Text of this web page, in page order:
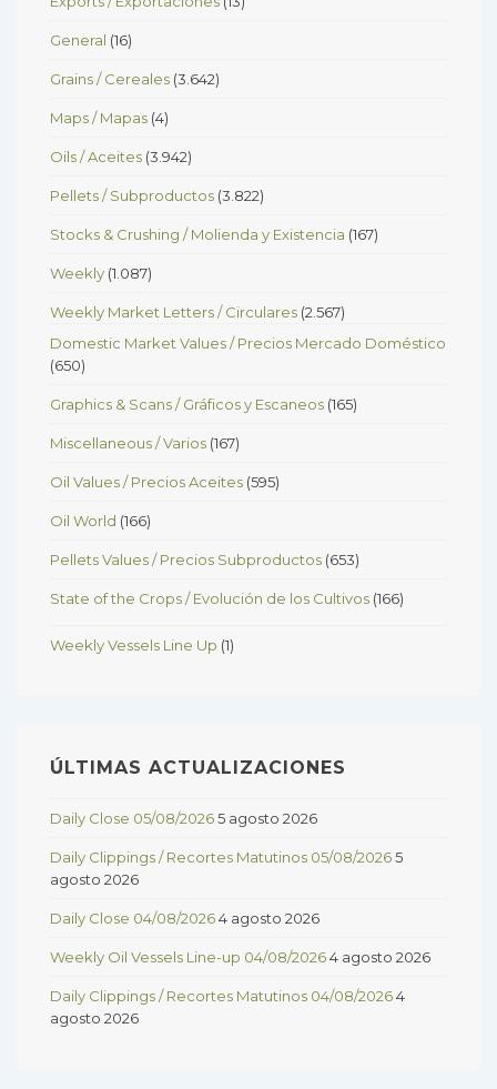
General (16)
Grains / Cereales (3.642)
Maps / Mapas (4)
Oils / Aceites (3.942)
Pellets / Subproductos (3.822)
Stocks & Crushing / Molienda y Existencia (167)
Weekly (1.087)
Weekly Market Letters / Circulares (2.567)
Domestic Market Values / Precios Mercado Doméstico
(650)
Graphics & Scans / Gráficos y Escaneos (165)
Miscellaneous / Varios (167)
Oil Values / Precios Aceites (595)
Oil World (166)
Pellets Values / Precios Subproductos (653)
State of the Crops / Evolución de los Cultivos (166)
Weekly Vessels Line Up (1)
ÚLTIMAS ACTUALIZACIONES
Daily Close 05/08/20265 agosto 2026
Daily Clippings / Recortes Matutinos 05/08/20265
agosto 2026
Daily Close 04/08/20264 agosto 2026
Weekly Oil Vessels Line-up 04/08/20264 agosto 2026
Daily Clippings / Recortes Matutinos 04/08/20264
agosto 2026